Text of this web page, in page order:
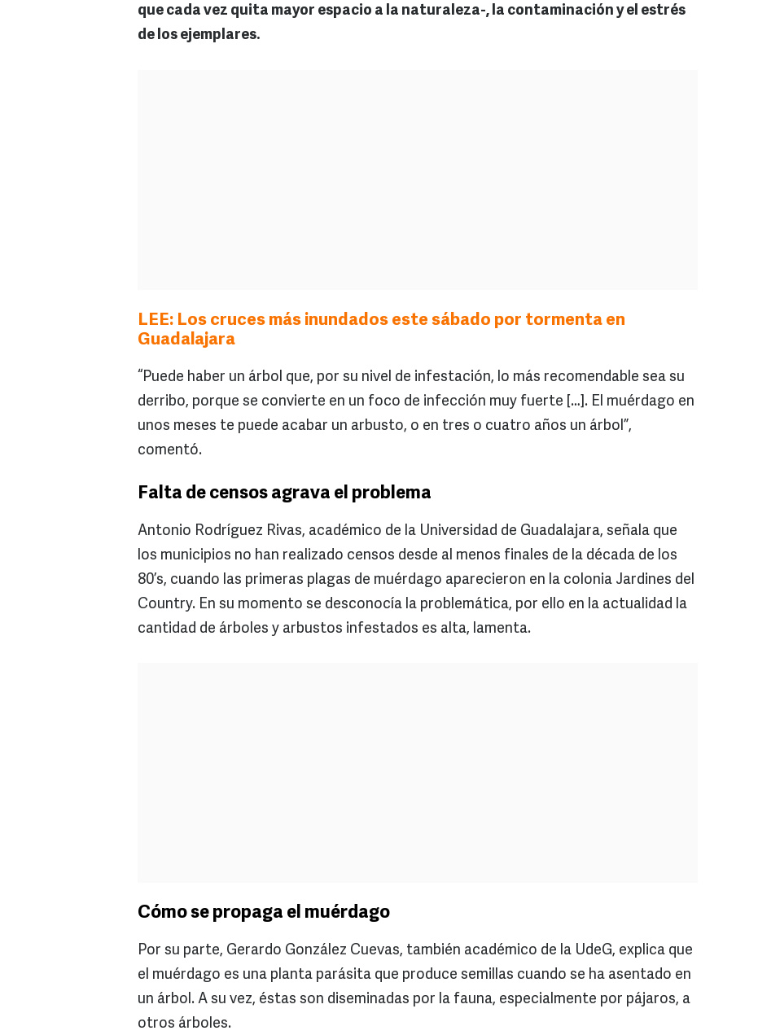
que cada vez quita mayor espacio a la naturaleza-, la contaminación y el estrés
de los ejemplares.
LEE: Los cruces más inundados este sábado por tormenta en
Guadalajara
“Puede haber un árbol que, por su nivel de infestación, lo más recomendable sea su
derribo, porque se convierte en un foco de infección muy fuerte […]. El muérdago en
unos meses te puede acabar un arbusto, o en tres o cuatro años un árbol”,
comentó.
Falta de censos agrava el problema
Antonio Rodríguez Rivas, académico de la Universidad de Guadalajara, señala que
los municipios no han realizado censos desde al menos finales de la década de los
80’s, cuando las primeras plagas de muérdago aparecieron en la colonia Jardines del
Country. En su momento se desconocía la problemática, por ello en la actualidad la
cantidad de árboles y arbustos infestados es alta, lamenta.
Cómo se propaga el muérdago
Por su parte, Gerardo González Cuevas, también académico de la UdeG, explica que
el muérdago es una planta parásita que produce semillas cuando se ha asentado en
un árbol. A su vez, éstas son diseminadas por la fauna, especialmente por pájaros, a
otros árboles.